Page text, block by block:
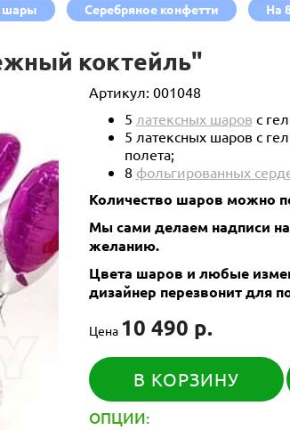
шары Серебряное конфетти На
коктейль"
Артикул: 001048
5 латексных шаров с
5 латексных шаров с
полета;
8 фольгированных
Количество шаров можно
Мы сами делаем надписи
желанию.
Цвета шаров и любые
дизайнер перезвонит для
Цена 10 490 р.
В КОРЗИНУ
ОПЦИИ: